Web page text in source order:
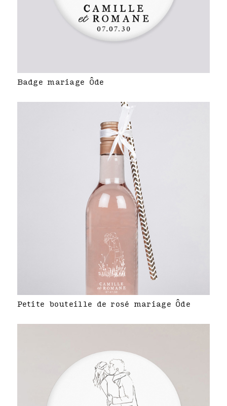
Badge mariage Ôde
Petite bouteille de rosé mariage Ôde